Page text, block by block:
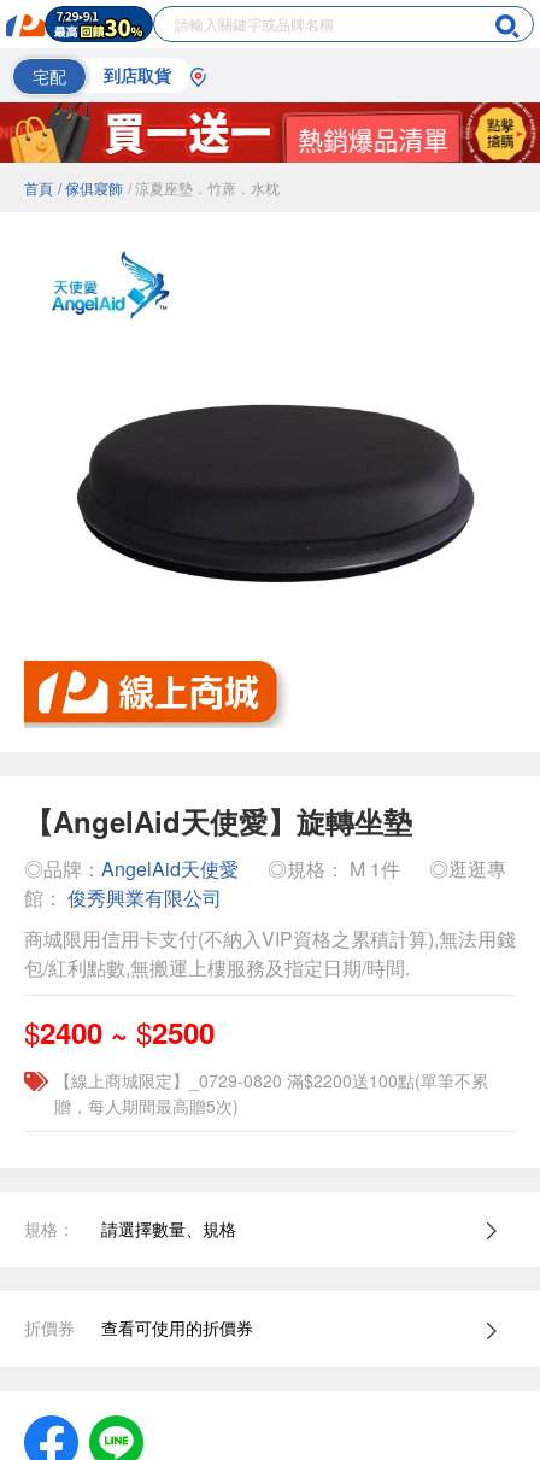
宅配 到店取貨
首頁 / 傢俱寢飾 / 涼夏座墊．竹蓆．水枕
【AngelAid天使愛】旋轉坐墊
◎品牌： AngelAid天使愛 ◎規格： M 1件
◎逛逛專
館： 俊秀興業有限公司
商城限用信用卡支付(不納入VIP資格之累積計算),無法用錢
包/紅利點數,無搬運上樓服務及指定日期/時間.
$2400 ~ $2500
【線上商城限定】_0729-0820 滿$2200送100點(單筆不累
贈，每人期間最高贈5次)
規格： 請選擇數量、規格
折價券 查看可使用的折價券